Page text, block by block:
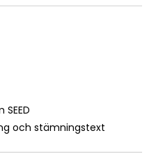
och stämningstext